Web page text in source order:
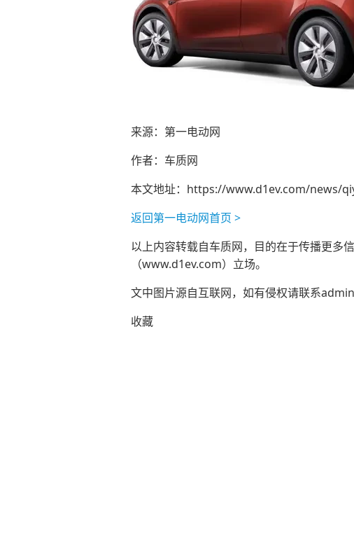
来源：第一电动网
作者：车质网
本文地址： https://www.d1ev.com/news/
返回第一电动网首页 >
以上内容转载自车质网，目的在于传播更多
（www.d1ev.com）立场。
文中图片源自互联网，如有侵权请联系
收藏